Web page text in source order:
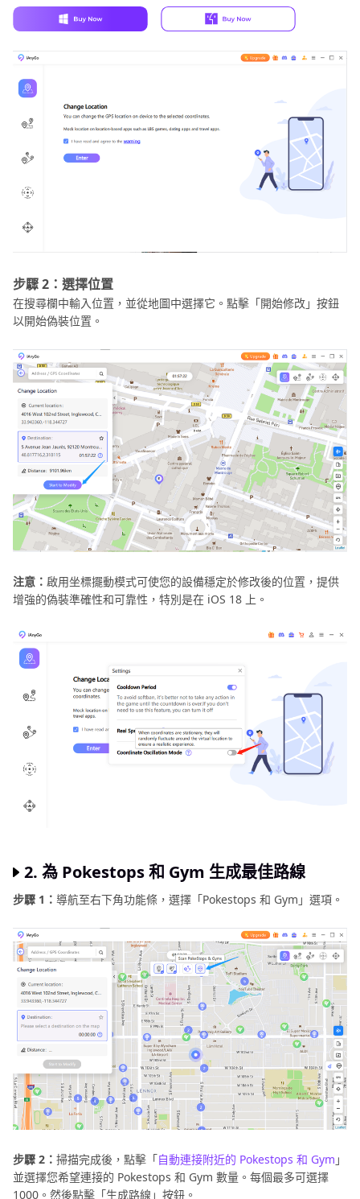
步驟 2：選擇位置
在搜尋欄中輸入位置，並從地圖中選擇它。點擊「開始修改」按鈕
以開始偽裝位置。
注意： 啟用坐標擺動模式可使您的設備穩定於修改後的位置，提供
增強的偽裝準確性和可靠性，特別是在 iOS 18 上。
2. 為 Pokestops 和 Gym 生成最佳路線
步驟 1： 導航至右下角功能條，選擇「Pokestops 和 Gym」選項。
步驟 2： 掃描完成後，點擊「自動連接附近的 Pokestops 和 Gym 」
並選擇您希望連接的 Pokestops 和 Gym 數量。每個最多可選擇
1000。然後點擊「生成路線」按鈕。